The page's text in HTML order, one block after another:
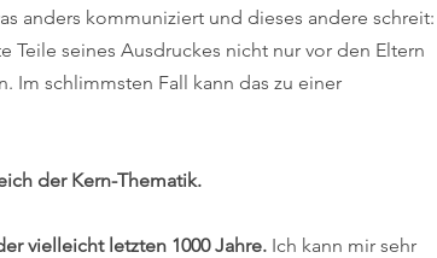
anders kommuniziert und dieses andere schreit:
Teile seines Ausdruckes nicht nur vor den Eltern
Im schlimmsten Fall kann das zu einer
der Kern-Thematik.
vielleicht letzten 1000 Jahre. Ich kann mir sehr